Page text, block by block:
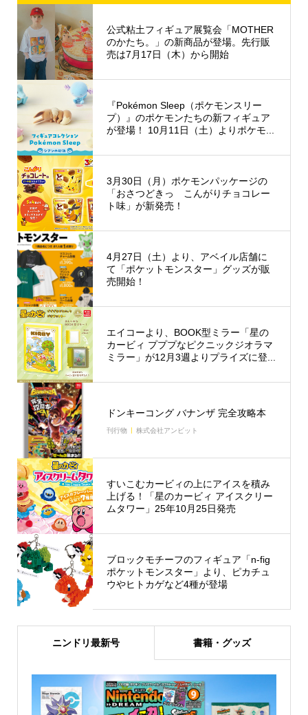
公式粘土フィギュア展覧会「MOTHER
のかたち。」の新商品が登場。先行販
売は7月17日（木）から開始
『Pokémon Sleep（ポケモンスリー
プ）』のポケモンたちの新フィギュア
が登場！ 10月11日（土）よりポケモ...
3月30日（月）ポケモンパッケージの
「おさつどきっ こんがりチョコレー
ト味」が新発売！
4月27日（土）より、アベイル店舗に
て「ポケットモンスター」グッズが販
売開始！
エイコーより、BOOK型ミラー「星の
カービィ プププなピクニックジオラマ
ミラー」が12月3週よりプライズに登...
ドンキーコング バナンザ 完全攻略本
刊行物 株式会社アンビット
すいこむカービィの上にアイスを積み
上げる！「星のカービィ アイスクリー
ムタワー」25年10月25日発売
ブロックモチーフのフィギュア「n-fig
ポケットモンスター」より、ピカチュ
ウやヒトカゲなど4種が登場
ニンドリ最新号 書籍・グッズ